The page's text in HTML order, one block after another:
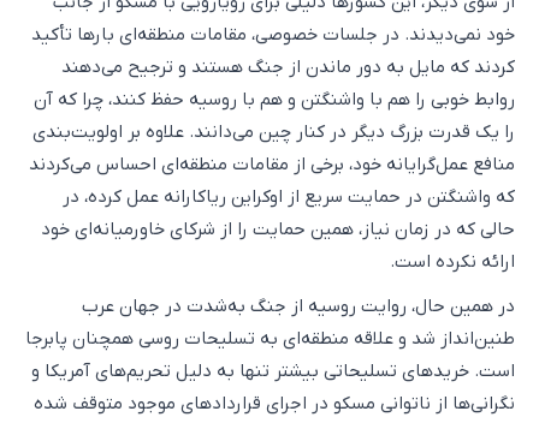
خود نمی‌دیدند. در جلسات خصوصی، مقامات منطقه‌ای بارها تأکید
کردند که مایل به دور ماندن از جنگ هستند و ترجیح می‌دهند
روابط خوبی را هم با واشنگتن و هم با روسیه حفظ کنند، چرا که آن
را یک قدرت بزرگ دیگر در کنار چین می‌دانند. علاوه بر اولویت‌بندی
منافع عمل‌گرایانه خود، برخی از مقامات منطقه‌ای احساس می‌کردند
که واشنگتن در حمایت سریع از اوکراین ریاکارانه عمل کرده، در
حالی که در زمان نیاز، همین حمایت را از شرکای خاورمیانه‌ای خود
ارائه نکرده است.
در همین حال، روایت روسیه از جنگ به‌شدت در جهان عرب
طنین‌انداز شد و علاقه منطقه‌ای به تسلیحات روسی همچنان پابرجا
است. خریدهای تسلیحاتی بیشتر تنها به دلیل تحریم‌های آمریکا و
نگرانی‌ها از ناتوانی مسکو در اجرای قراردادهای موجود متوقف شده